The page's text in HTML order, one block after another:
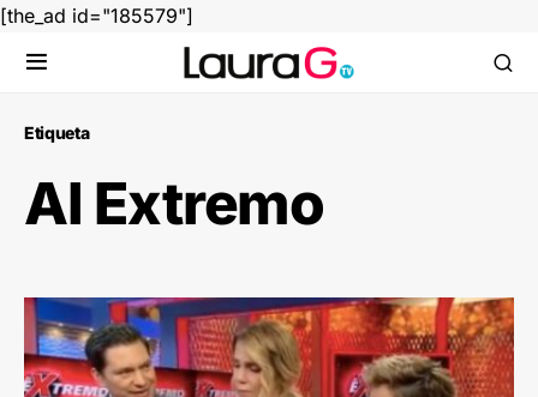
[the_ad id="185579"]
Etiqueta
Al Extremo